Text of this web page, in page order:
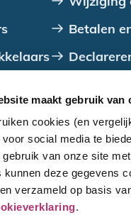
maakt gebruik van
cookies (en
social media te
gebruik van onze site
kunnen deze gegevens
verzameld op basis
.
Betalen